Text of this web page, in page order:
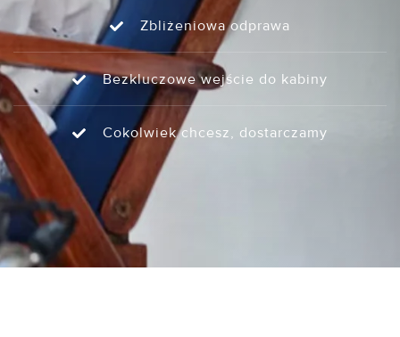
Zbliżeniowa odprawa
Bezkluczowe wejście do kabiny
Cokolwiek chcesz, dostarczamy